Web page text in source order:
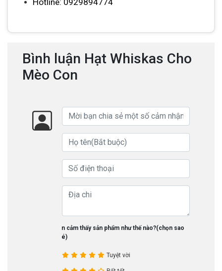
Bình luận Hạt Whiskas Cho
Mèo Con
Bạn cảm thấy sản phẩm như thế nào?(chọn sao
nhé)
Tuyệt vời